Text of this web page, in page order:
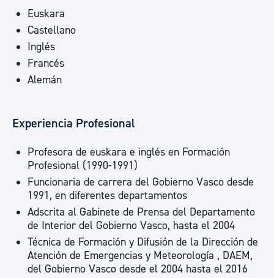
Euskara
Castellano
Inglés
Francés
Alemán
Experiencia Profesional
Profesora de euskara e inglés en Formación
Profesional (1990-1991)
Funcionaria de carrera del Gobierno Vasco desde
1991, en diferentes departamentos
Adscrita al Gabinete de Prensa del Departamento
de Interior del Gobierno Vasco, hasta el 2004
Técnica de Formación y Difusión de la Dirección de
Atención de Emergencias y Meteorología , DAEM,
del Gobierno Vasco desde el 2004 hasta el 2016